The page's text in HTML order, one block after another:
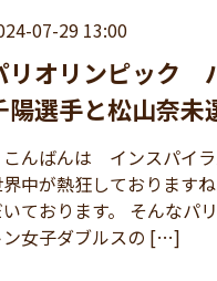
07-29 13:00
リオリンピック
陽選手と松山奈未
こんばんは インスパイラ
中が熱狂しております
ております。 そんなパ
ン女子ダブルスの […]